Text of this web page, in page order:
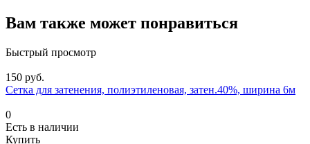
Вам также может понравиться
Быстрый просмотр
150 руб.
Сетка для затенения, полиэтиленовая, затен.40%, ширина 6м
0
Есть в наличии
Купить